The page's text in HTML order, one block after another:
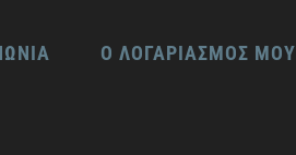
Ο ΛΟΓΑΡΙΑΣΜΟΣ ΜΟΥ